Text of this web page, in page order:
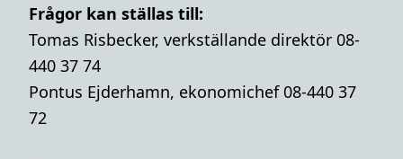
Frågor kan ställas till:
Tomas Risbecker, verkställande direktör 08-
440 37 74
Pontus Ejderhamn, ekonomichef 08-440 37
72